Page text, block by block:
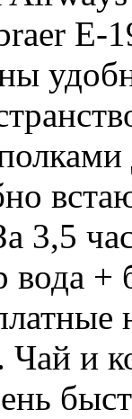
3,5
вода
Чай и